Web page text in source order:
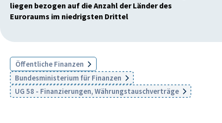
liegen bezogen auf die Anzahl der Länder des
Euroraums im niedrigsten Drittel
Öffentliche Finanzen
Bundesministerium für Finanzen
UG 58 - Finanzierungen, Währungstauschverträge